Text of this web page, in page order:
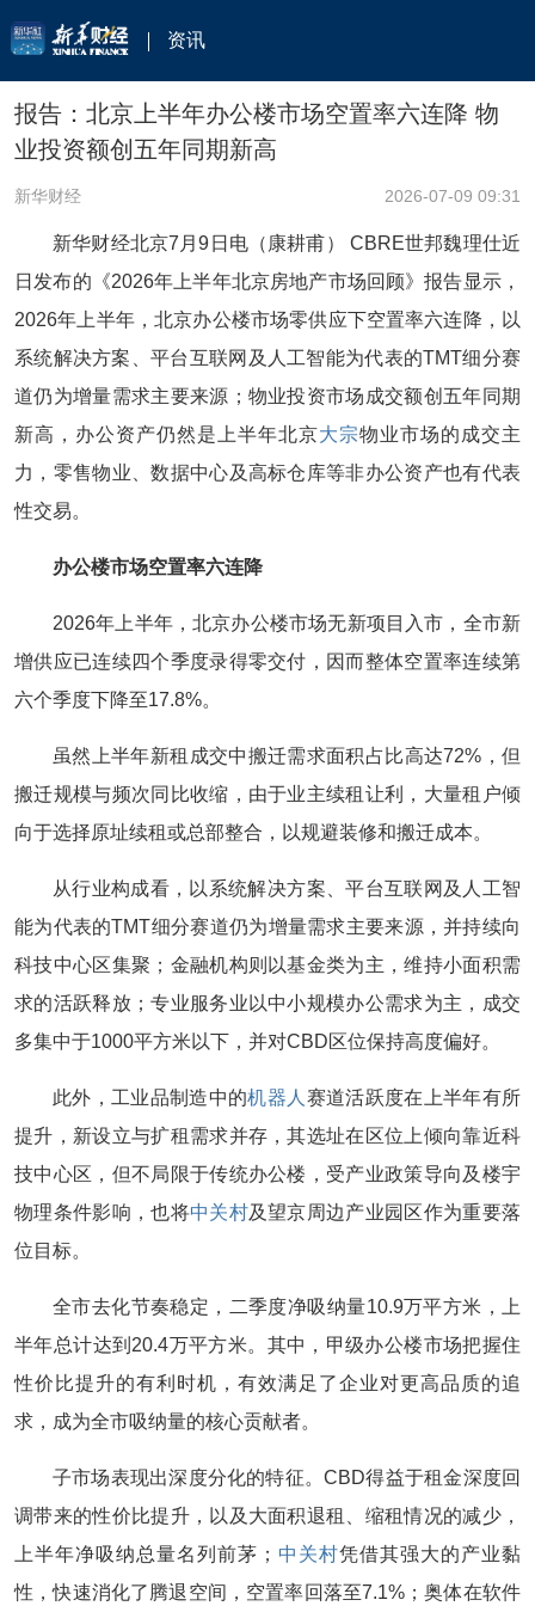
资讯
报告：北京上半年办公楼市场空置率六连降 物
业投资额创五年同期新高
新华财经 2026-07-09 09:31
新华财经北京7月9日电（康耕甫） CBRE世邦魏理仕近
日发布的《2026年上半年北京房地产市场回顾》报告显示，
2026年上半年，北京办公楼市场零供应下空置率六连降，以
系统解决方案、平台互联网及人工智能为代表的TMT细分赛
道仍为增量需求主要来源；物业投资市场成交额创五年同期
新高，办公资产仍然是上半年北京大宗物业市场的成交主
力，零售物业、数据中心及高标仓库等非办公资产也有代表
性交易。
办公楼市场空置率六连降
2026年上半年，北京办公楼市场无新项目入市，全市新
增供应已连续四个季度录得零交付，因而整体空置率连续第
六个季度下降至17.8%。
虽然上半年新租成交中搬迁需求面积占比高达72%，但
搬迁规模与频次同比收缩，由于业主续租让利，大量租户倾
向于选择原址续租或总部整合，以规避装修和搬迁成本。
从行业构成看，以系统解决方案、平台互联网及人工智
能为代表的TMT细分赛道仍为增量需求主要来源，并持续向
科技中心区集聚；金融机构则以基金类为主，维持小面积需
求的活跃释放；专业服务业以中小规模办公需求为主，成交
多集中于1000平方米以下，并对CBD区位保持高度偏好。
此外，工业品制造中的机器人 赛道活跃度在上半年有所
提升，新设立与扩租需求并存，其选址在区位上倾向靠近科
技中心区，但不局限于传统办公楼，受产业政策导向及楼宇
物理条件影响，也将中关村及望京周边产业园区作为重要落
位目标。
全市去化节奏稳定，二季度净吸纳量10.9万平方米，上
半年总计达到20.4万平方米。其中，甲级办公楼市场把握住
性价比提升的有利时机，有效满足了企业对更高品质的追
求，成为全市吸纳量的核心贡献者。
子市场表现出深度分化的特征。CBD得益于租金深度回
调带来的性价比提升，以及大面积退租、缩租情况的减少，
上半年净吸纳总量名列前茅； 中关村凭借其强大的产业黏
性，快速消化了腾退空间，空置率回落至7.1%；奥体在软件